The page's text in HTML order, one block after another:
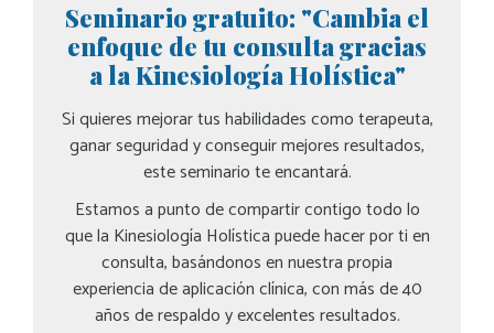
Seminario gratuito: "Cambia el
enfoque de tu consulta gracias
a la Kinesiología Holística"
Si quieres mejorar tus habilidades como terapeuta,
ganar seguridad y conseguir mejores resultados,
este seminario te encantará.
Estamos a punto de compartir contigo todo lo
que la Kinesiología Holística puede hacer por ti en
consulta, basándonos en nuestra propia
experiencia de aplicación clínica, con más de 40
años de respaldo y excelentes resultados.